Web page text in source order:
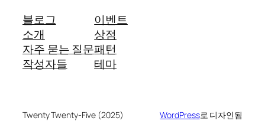
블로그
소개
자주 묻는 질문
작성자들
이벤트
상점
패턴
테마
Twenty Twenty-Five (2025) WordPress로 디자인됨